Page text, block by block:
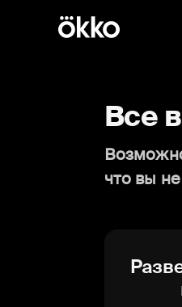
Все
что вы